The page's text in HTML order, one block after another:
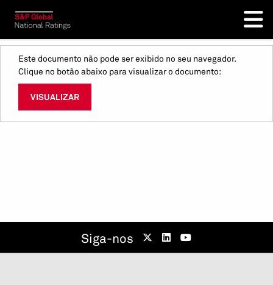
Este documento não pode ser exibido no seu navegador.
Clique no botão abaixo para visualizar o documento:
VISUALIZAR
Siga-nos